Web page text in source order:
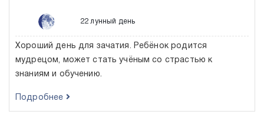
22 лунный день
Хороший день для зачатия. Ребёнок родится
мудрецом, может стать учёным со страстью к
знаниям и обучению.
Подробнее